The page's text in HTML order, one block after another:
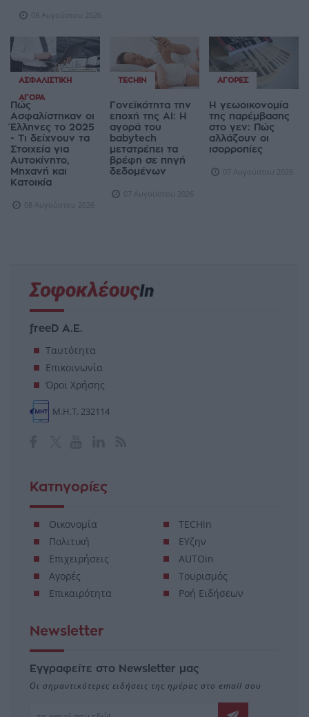
08 Αυγούστου 2026
ΑΣΦΑΛΙΣΤΙΚΉ
ΑΓΟΡΆ
Πώς
Ασφαλίστηκαν οι
Έλληνες το 2025
- Τι δείχνουν τα
Στοιχεία για
Αυτοκίνητο,
Μηχανή και
Κατοικία
08 Αυγούστου 2026
TECHIN
Γονεϊκότητα την
εποχή της AI: Η
αγορά του
babytech
μετατρέπει τα
βρέφη σε πηγή
δεδομένων
07 Αυγούστου 2026
ΑΓΟΡΈΣ
Η γεωοικονομία
της παρέμβασης
στο γεν: Πώς
αλλάζουν οι
ισορροπίες
07 Αυγούστου 2026
freeD Α.Ε.
Ταυτότητα
Επικοινωνία
Όροι Χρήσης
Μ.Η.Τ. 232114
Κατηγορίες
Οικονομία
Πολιτική
Επιχειρήσεις
Αγορές
Επικαιρότητα
TECHin
ΕΥζην
AUTOin
Τουρισμός
Ροή Ειδήσεων
Newsletter
Εγγραφείτε στο Newsletter μας
Οι σημαντικότερες ειδήσεις της ημέρας στο email σου